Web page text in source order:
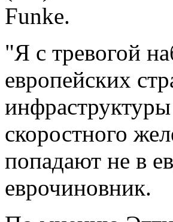
Funke.
"Я с тревогой
европейских
скоростного
попадают не в
еврочиновник.